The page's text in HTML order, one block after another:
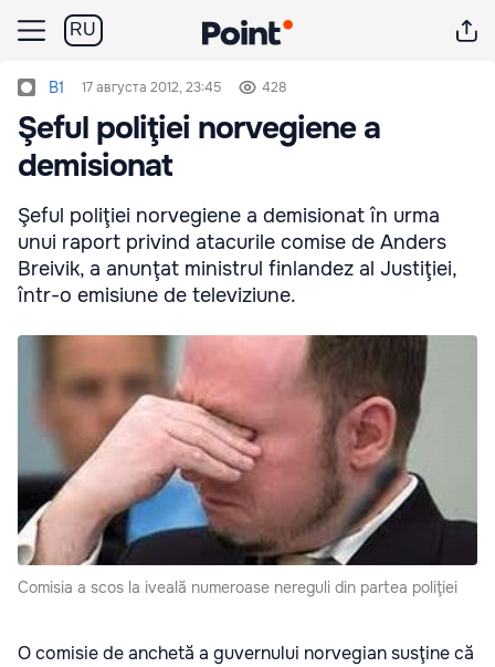
RU
B1 17 августа 2012, 23:45 428
Şeful poliţiei norvegiene a
demisionat
Şeful poliţiei norvegiene a demisionat în urma
unui raport privind atacurile comise de Anders
Breivik, a anunţat ministrul finlandez al Justiţiei,
într-o emisiune de televiziune.
Comisia a scos la iveală numeroase nereguli din partea poliţiei
O comisie de anchetă a guvernului norvegian susţine că